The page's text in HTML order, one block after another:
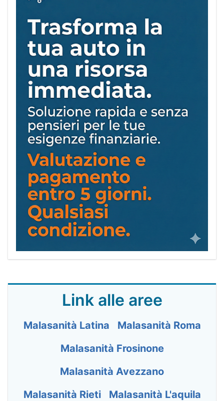
Link alle aree
Malasanità Latina
Malasanità Roma
Malasanità Frosinone
Malasanità Avezzano
Malasanità Rieti
Malasanità L'aquila